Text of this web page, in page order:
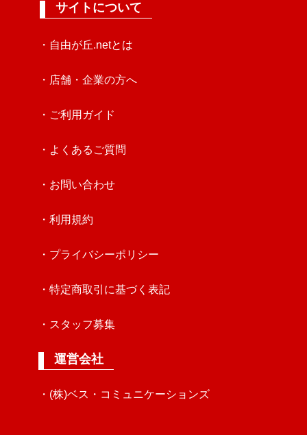
サイトについて
・自由が丘.netとは
・店舗・企業の方へ
・ご利用ガイド
・よくあるご質問
・お問い合わせ
・利用規約
・プライバシーポリシー
・特定商取引に基づく表記
・スタッフ募集
運営会社
・(株)ベス・コミュニケーションズ